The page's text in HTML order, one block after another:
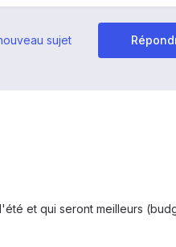
sujet
et qui seront meilleurs